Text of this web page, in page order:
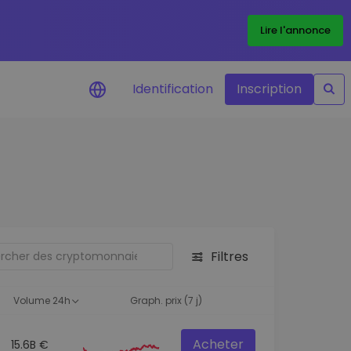
Lire l'annonce
d'investissement
Des informations pertinentes pour
Identification Inscription
Filtres
Volume 24h Graph. prix (7 j)
15.6B € Acheter